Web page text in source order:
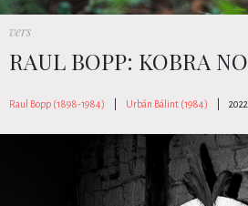
vers
RAUL BOPP: KOBRA
Raul Bopp (1898-1984) Urbán Bálint (1984)